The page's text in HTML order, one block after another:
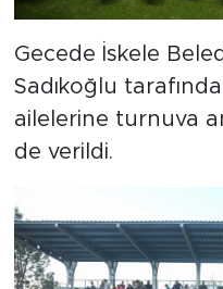
Gecede İskele
Sadıkoğlu
ailelerine turnuva
de verildi.